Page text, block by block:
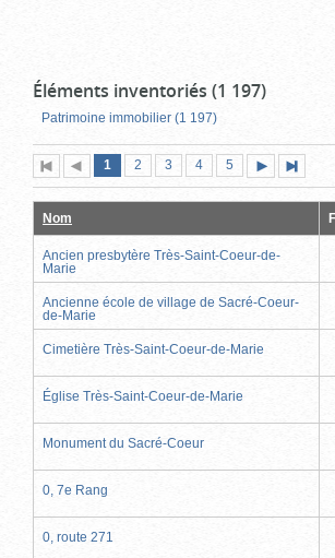
Éléments inventoriés (1 197)
Patrimoine immobilier (1 197)
Première
page
Page
précédente
Page
1 (page
actuelle)
Page
2 Page
3 Page
4 Page
5
suivante
page
Nom
Ancien presbytère Très-Saint-Coeur-de-
Marie
Ancienne école de village de Sacré-Coeur-
de-Marie
Cimetière Très-Saint-Coeur-de-Marie
Église Très-Saint-Coeur-de-Marie
Monument du Sacré-Coeur
0, 7e Rang
0, route 271